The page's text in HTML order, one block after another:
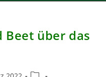
Beet über das